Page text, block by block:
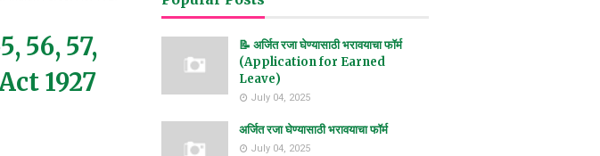
56, 57,
1927
📝 अर्जित रजा घेण्यासाठी भरावयाचा फॉर्म
(Application for Earned
Leave)
July 04, 2025
अर्जित रजा घेण्यासाठी भरावयाचा फॉर्म
July 04, 2025